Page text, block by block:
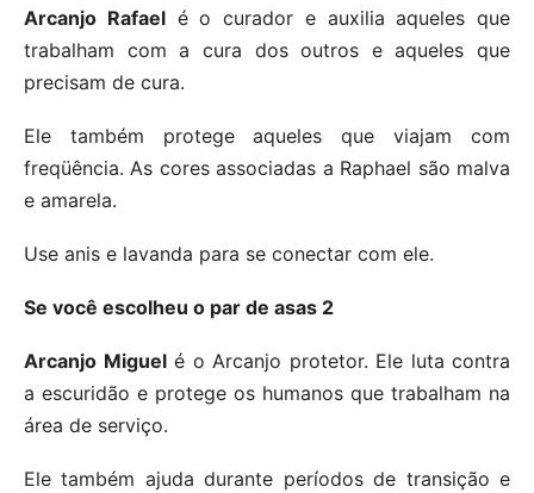
Arcanjo Rafaelé o curador e auxilia aqueles que
trabalham com a cura dos outros e aqueles que
precisam de cura.
Ele também protege aqueles que viajam com
freqüência. As cores associadas a Raphael são malva
e amarela.
Use anis e lavanda para se conectar com ele.
Se você escolheu o par de asas 2
Arcanjo Miguelé o Arcanjo protetor. Ele luta contra
a escuridão e protege os humanos que trabalham na
área de serviço.
Ele também ajuda durante períodos de transição e